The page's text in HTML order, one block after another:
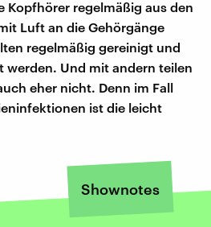
Kopfhörer regelmäßig aus den
Luft an die Gehörgänge
regelmäßig gereinigt und
werden. Und mit andern teilen
eher nicht. Denn im Fall
ist die leicht
Shownotes